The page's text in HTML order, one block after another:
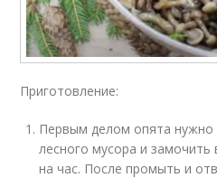
Приготовление:
Первым делом опята нужно
лесного мусора и
на час. После промыть и